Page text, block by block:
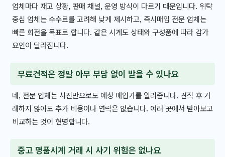
업체마다 재고 상황, 판매 채널, 운영 방식이 다르기 때문입니다. 위탁
중심 업체는 수수료를 고려해 낮게 제시하고, 즉시매입 전문 업체는
빠른 회전을 목표로 합니다. 같은 시계도 상태와 구성품에 따라 감가
요인이 달라집니다.
무료견적은 정말 아무 부담 없이 받을 수 있나요
네, 전문 업체는 사진만으로도 예상 매입가를 알려줍니다. 견적 후 거
래하지 않아도 추가 비용이나 연락은 없습니다. 여러 곳에서 받아보고
비교하는 것이 현명합니다.
중고 명품시계 거래 시 사기 위험은 없나요